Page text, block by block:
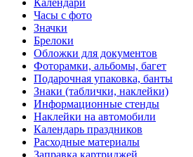
Часы с фото
Значки
Брелоки
Обложки для документов
Фоторамки, альбомы, багет
Подарочная упаковка, банты
Знаки (таблички, наклейки)
Информационные стенды
Наклейки на автомобили
Календарь праздников
Расходные материалы
Заправка картриджей